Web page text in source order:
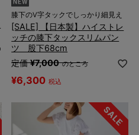
膝下のV字タックでしっかり細見え
[SALE] 【日本製】ハイストレ
ッチの膝下タックスリムパン
ツ 股下68cm
定価 ¥7,000 のところ
¥6,300 税込